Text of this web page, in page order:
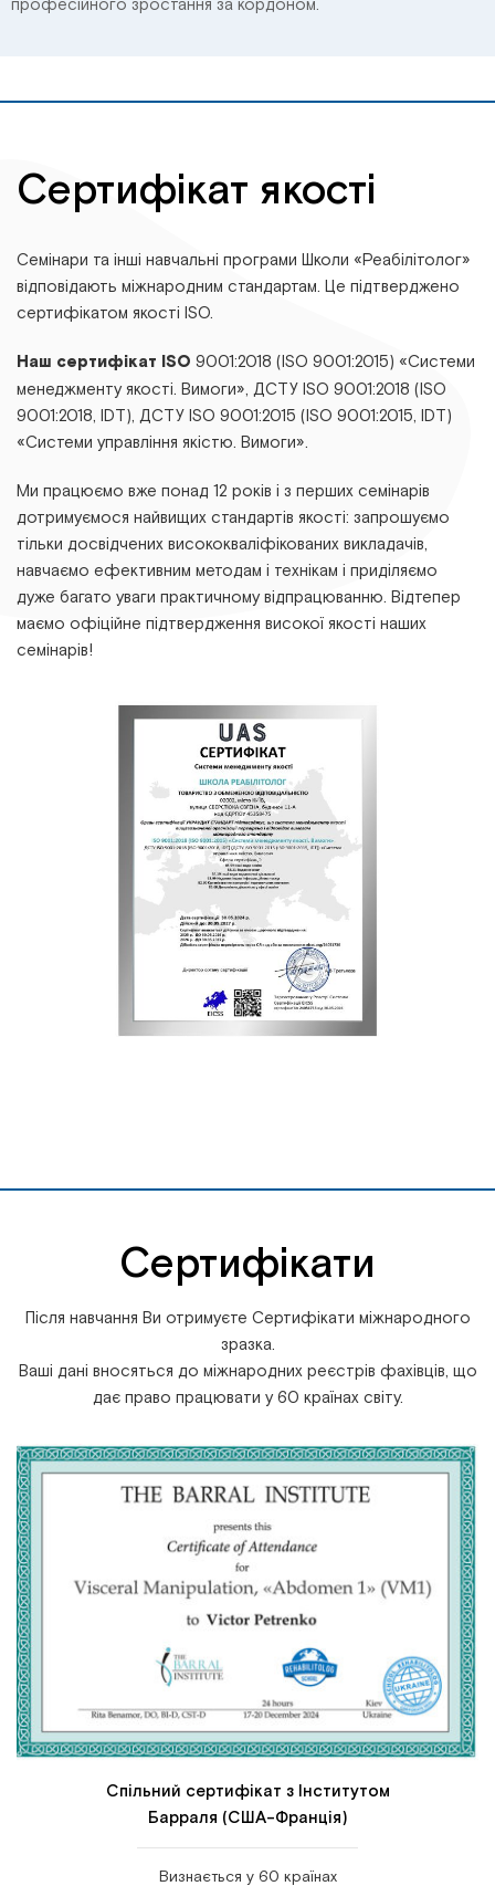
Сертифікат якості
Семінари та інші навчальні програми Школи «Реабілітолог»
відповідають міжнародним стандартам. Це підтверджено
сертифікатом якості ISO.
Наш сертифікат ISO 9001:2018 (ISO 9001:2015) «Системи
менеджменту якості. Вимоги», ДСТУ ІSО 9001:2018 (ІSО
9001:2018, ІDТ), ДСТУ ІSО 9001:2015 (ІSО 9001:2015, ІDТ)
«Системи управління якістю. Вимоги».
Ми працюємо вже понад 12 років і з перших семінарів
дотримуємося найвищих стандартів якості: запрошуємо
тільки досвідчених висококваліфікованих викладачів,
навчаємо ефективним методам і технікам і приділяємо
дуже багато уваги практичному відпрацюванню. Відтепер
маємо офіційне підтвердження високої якості наших
семінарів!
Сертифікати
Після навчання Ви отримуєте Сертифікати міжнародного
зразка.
Ваші дані вносяться до міжнародних реєстрів фахівців, що
дає право працювати у 60 країнах світу.
Спільний сертифікат з Інститутом
Барраля (США-Франція)
Визнається у 60 країнах